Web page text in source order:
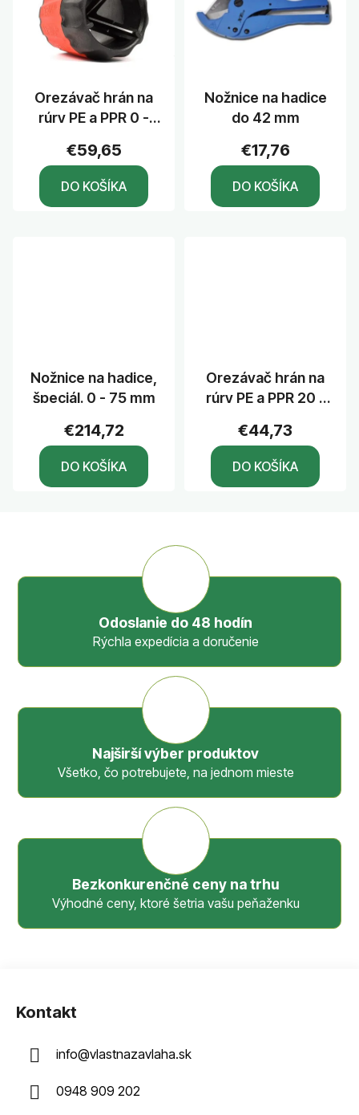
Orezávač hrán na
rúry PE a PPR 0 -
€59,65
DO KOŠÍKA
Nožnice na hadice
do 42 mm
€17,76
DO KOŠÍKA
Nožnice na hadice,
špeciál. 0 - 75 mm
€214,72
DO KOŠÍKA
Orezávač hrán na
rúry PE a PPR 20 -
€44,73
DO KOŠÍKA
Odoslanie do 48 hodín
Rýchla expedícia a doručenie
Najširší výber produktov
Všetko, čo potrebujete, na jednom mieste
Bezkonkurenčné ceny na trhu
Výhodné ceny, ktoré šetria vašu peňaženku
Kontakt
info@vlastnazavlaha.sk
0948 909 202